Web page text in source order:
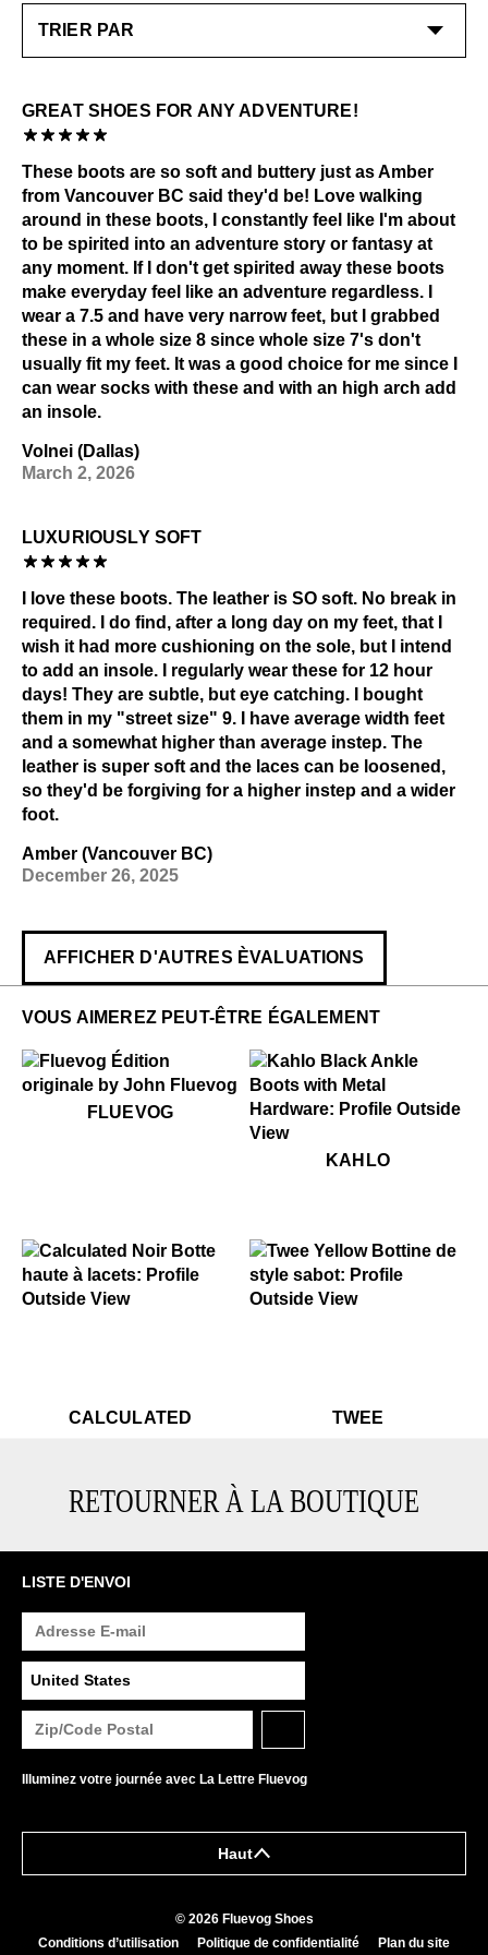
revitaliser et le Cirage JF pour polir et obtenir une
brillance éclatante.
Consultez notre pageEntretienpour obtenir des
GREAT SHOES FOR ANY ADVENTURE!
These boots are so soft and buttery just as Amber
from Vancouver BC said they'd be! Love walking
around in these boots, I constantly feel like I'm about
to be spirited into an adventure story or fantasy at
any moment. If I don't get spirited away these boots
make everyday feel like an adventure regardless. I
wear a 7.5 and have very narrow feet, but I grabbed
these in a whole size 8 since whole size 7's don't
usually fit my feet. It was a good choice for me since I
can wear socks with these and with an high arch add
an insole.
Volnei (Dallas)
March 2, 2026
LUXURIOUSLY SOFT
I love these boots. The leather is SO soft. No break in
required. I do find, after a long day on my feet, that I
wish it had more cushioning on the sole, but I intend
to add an insole. I regularly wear these for 12 hour
days! They are subtle, but eye catching. I bought
them in my "street size" 9. I have average width feet
and a somewhat higher than average instep. The
leather is super soft and the laces can be loosened,
so they'd be forgiving for a higher instep and a wider
foot.
Amber (Vancouver BC)
December 26, 2025
AFFICHER D'AUTRES ÈVALUATIONS
VOUS AIMEREZ PEUT-ÊTRE ÉGALEMENT
FluevogFLUEVOG
KAHLO
CALCULATED TWEE
RETOURNER À LA BOUTIQUE
LISTE D'ENVOI
Illuminez votre journée avec La Lettre Fluevog
Haut
© 2026 Fluevog Shoes
Conditions d’utilisation
Politique de confidentialité Plan du site